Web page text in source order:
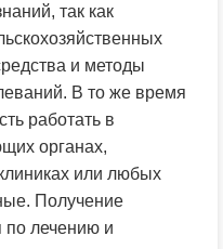
так как
и методы
В то же время
работать в
органах,
или любых
Получение
по лечению и